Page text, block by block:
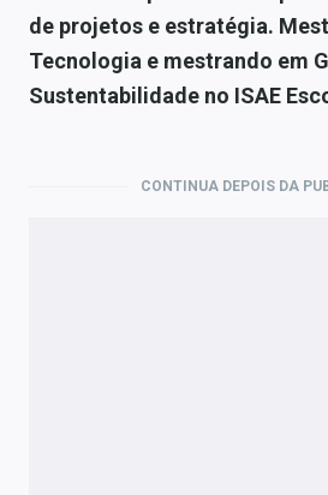
Economia
Empresas
de projetos e estratégia.
Tecnologia e mestrando em
Sustentabilidade no ISAE
CONTINUA DEPOIS DA